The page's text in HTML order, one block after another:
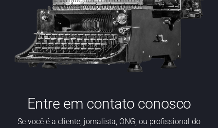
Entre em contato conosco
Se você é a cliente, jornalista, ONG ou profissional do